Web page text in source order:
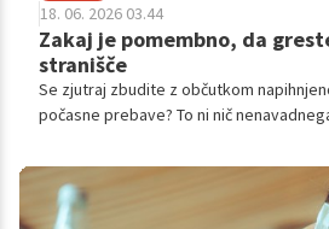
18. 06. 2026 03.44
Zakaj je pomembno, da
stranišče
Se zjutraj zbudite z občutkom
počasne prebave? To ni nič
začne ponovno delovati.